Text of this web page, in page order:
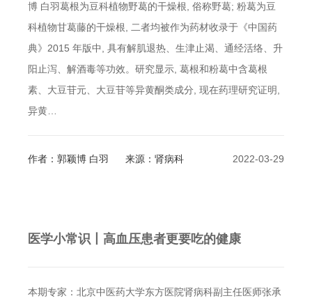
博 白羽葛根为豆科植物野葛的干燥根, 俗称野葛; 粉葛为豆
科植物甘葛藤的干燥根, 二者均被作为药材收录于《中国药
典》2015 年版中, 具有解肌退热、生津止渴、通经活络、升
阳止泻、解酒毒等功效。研究显示, 葛根和粉葛中含葛根
素、大豆苷元、大豆苷等异黄酮类成分, 现在药理研究证明,
异黄…
2022-03-29
作者：郭颖博 白羽 来源：肾病科
医学小常识丨高血压患者更要吃的健康
本期专家：北京中医药大学东方医院肾病科副主任医师张承